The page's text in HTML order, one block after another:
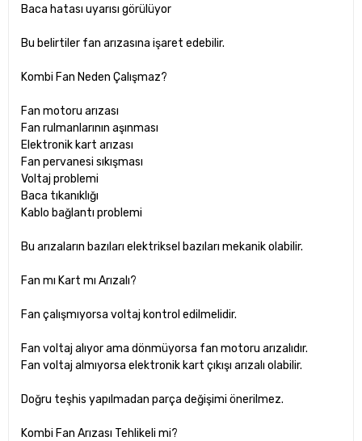
Baca hatası uyarısı görülüyor
Bu belirtiler fan arızasına işaret edebilir.
Kombi Fan Neden Çalışmaz?
Fan motoru arızası
Fan rulmanlarının aşınması
Elektronik kart arızası
Fan pervanesi sıkışması
Voltaj problemi
Baca tıkanıklığı
Kablo bağlantı problemi
Bu arızaların bazıları elektriksel bazıları mekanik olabilir.
Fan mı Kart mı Arızalı?
Fan çalışmıyorsa voltaj kontrol edilmelidir.
Fan voltaj alıyor ama dönmüyorsa fan motoru arızalıdır.
Fan voltaj almıyorsa elektronik kart çıkışı arızalı olabilir.
Doğru teşhis yapılmadan parça değişimi önerilmez.
Kombi Fan Arızası Tehlikeli mi?